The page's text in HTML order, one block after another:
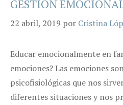
GESTIÓN
22 abril, 2019 por Cristina
Educar emocionalmente en
emociones? Las emociones
psicofisiológicas que nos
diferentes situaciones y nos